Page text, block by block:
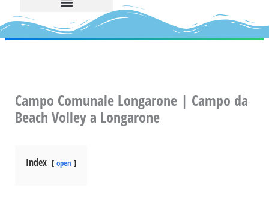
Campo Comunale Longarone | Campo da
Beach Volley a Longarone
Index open